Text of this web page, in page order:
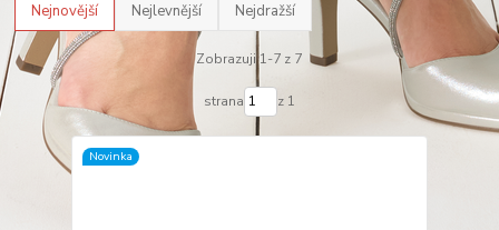
Nejnovější Nejlevnější Nejdražší
Zobrazuji 1-7 z 7
strana z 1
Novinka